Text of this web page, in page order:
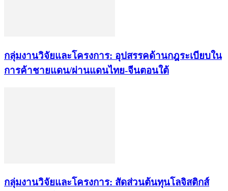
กลุ่มงานวิจัยและโครงการ: อุปสรรคด้านกฎระเบียบใน
การค้าชายแดน/ผ่านแดนไทย-จีนตอนใต้
กลุ่มงานวิจัยและโครงการ: สัดส่วนต้นทุนโลจิสติกส์